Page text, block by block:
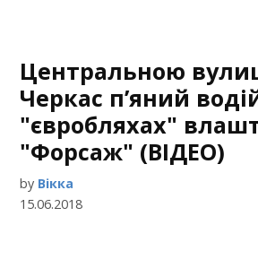
Центральною
Черкас п’яний
"євробляхах"
"Форсаж" (ВІДЕО)
by Вікка
15.06.2018